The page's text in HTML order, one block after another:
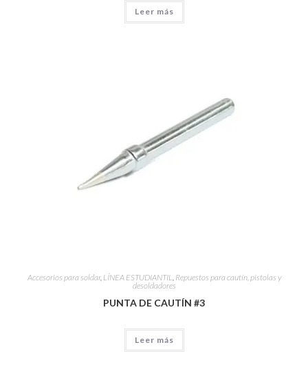
Leer más
Accesorios para soldar, LÍNEA ESTUDIANTIL Repuestos para cautín, pistolas y
desoldadores
PUNTA DE CAUTÍN #3
Leer más